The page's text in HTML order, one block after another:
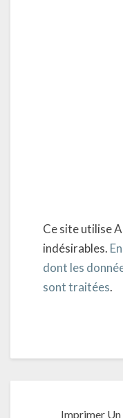
Ce site utilise
indésirables.
dont les
sont traitées.
Imprimer Un